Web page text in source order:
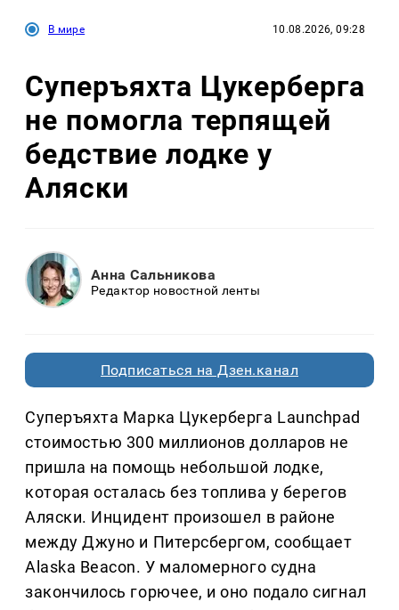
В мире 10.08.2026, 09:28
Суперъяхта Цукерберга
не помогла терпящей
бедствие лодке у
Аляски
Анна Сальникова
Редактор новостной ленты
Подписаться на Дзен.канал
Суперъяхта Марка Цукерберга Launchpad
стоимостью 300 миллионов долларов не
пришла на помощь небольшой лодке,
которая осталась без топлива у берегов
Аляски. Инцидент произошел в районе
между Джуно и Питерсбергом, сообщает
Alaska Beacon. У маломерного судна
закончилось горючее, и оно подало сигнал